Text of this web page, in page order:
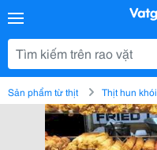
Sản phẩm từ thịt Thịt hun khói